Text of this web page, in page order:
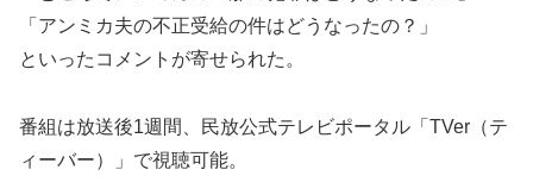
「アンミカ夫の不正受給の件はどうなったの？」
といったコメントが寄せられた。
番組は放送後1週間、民放公式テレビポータル「TVer（テ
ィーバー）」で視聴可能。